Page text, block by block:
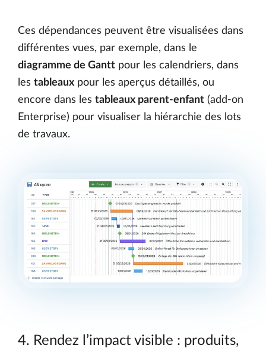
Ces dépendances peuvent être visualisées dans
différentes vues, par exemple, dans le
diagramme de Gantt pour les calendriers, dans
les tableaux pour les aperçus détaillés, ou
encore dans les tableaux parent-enfant (add-on
Enterprise) pour visualiser la hiérarchie des lots
de travaux.
4. Rendez l’impact visible : produits,